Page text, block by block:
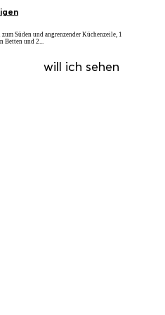
Süden und angrenzender Küchenzeile, 1
Betten und 2...
will ich sehen